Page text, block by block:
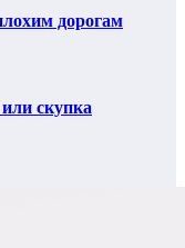
дорогам
скупка